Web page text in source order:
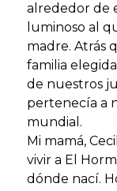
alrededor de
luminoso al
madre. Atrás
familia
de nuestros
pertenecía a
mundial.
Mi mamá,
vivir a El
dónde nací.